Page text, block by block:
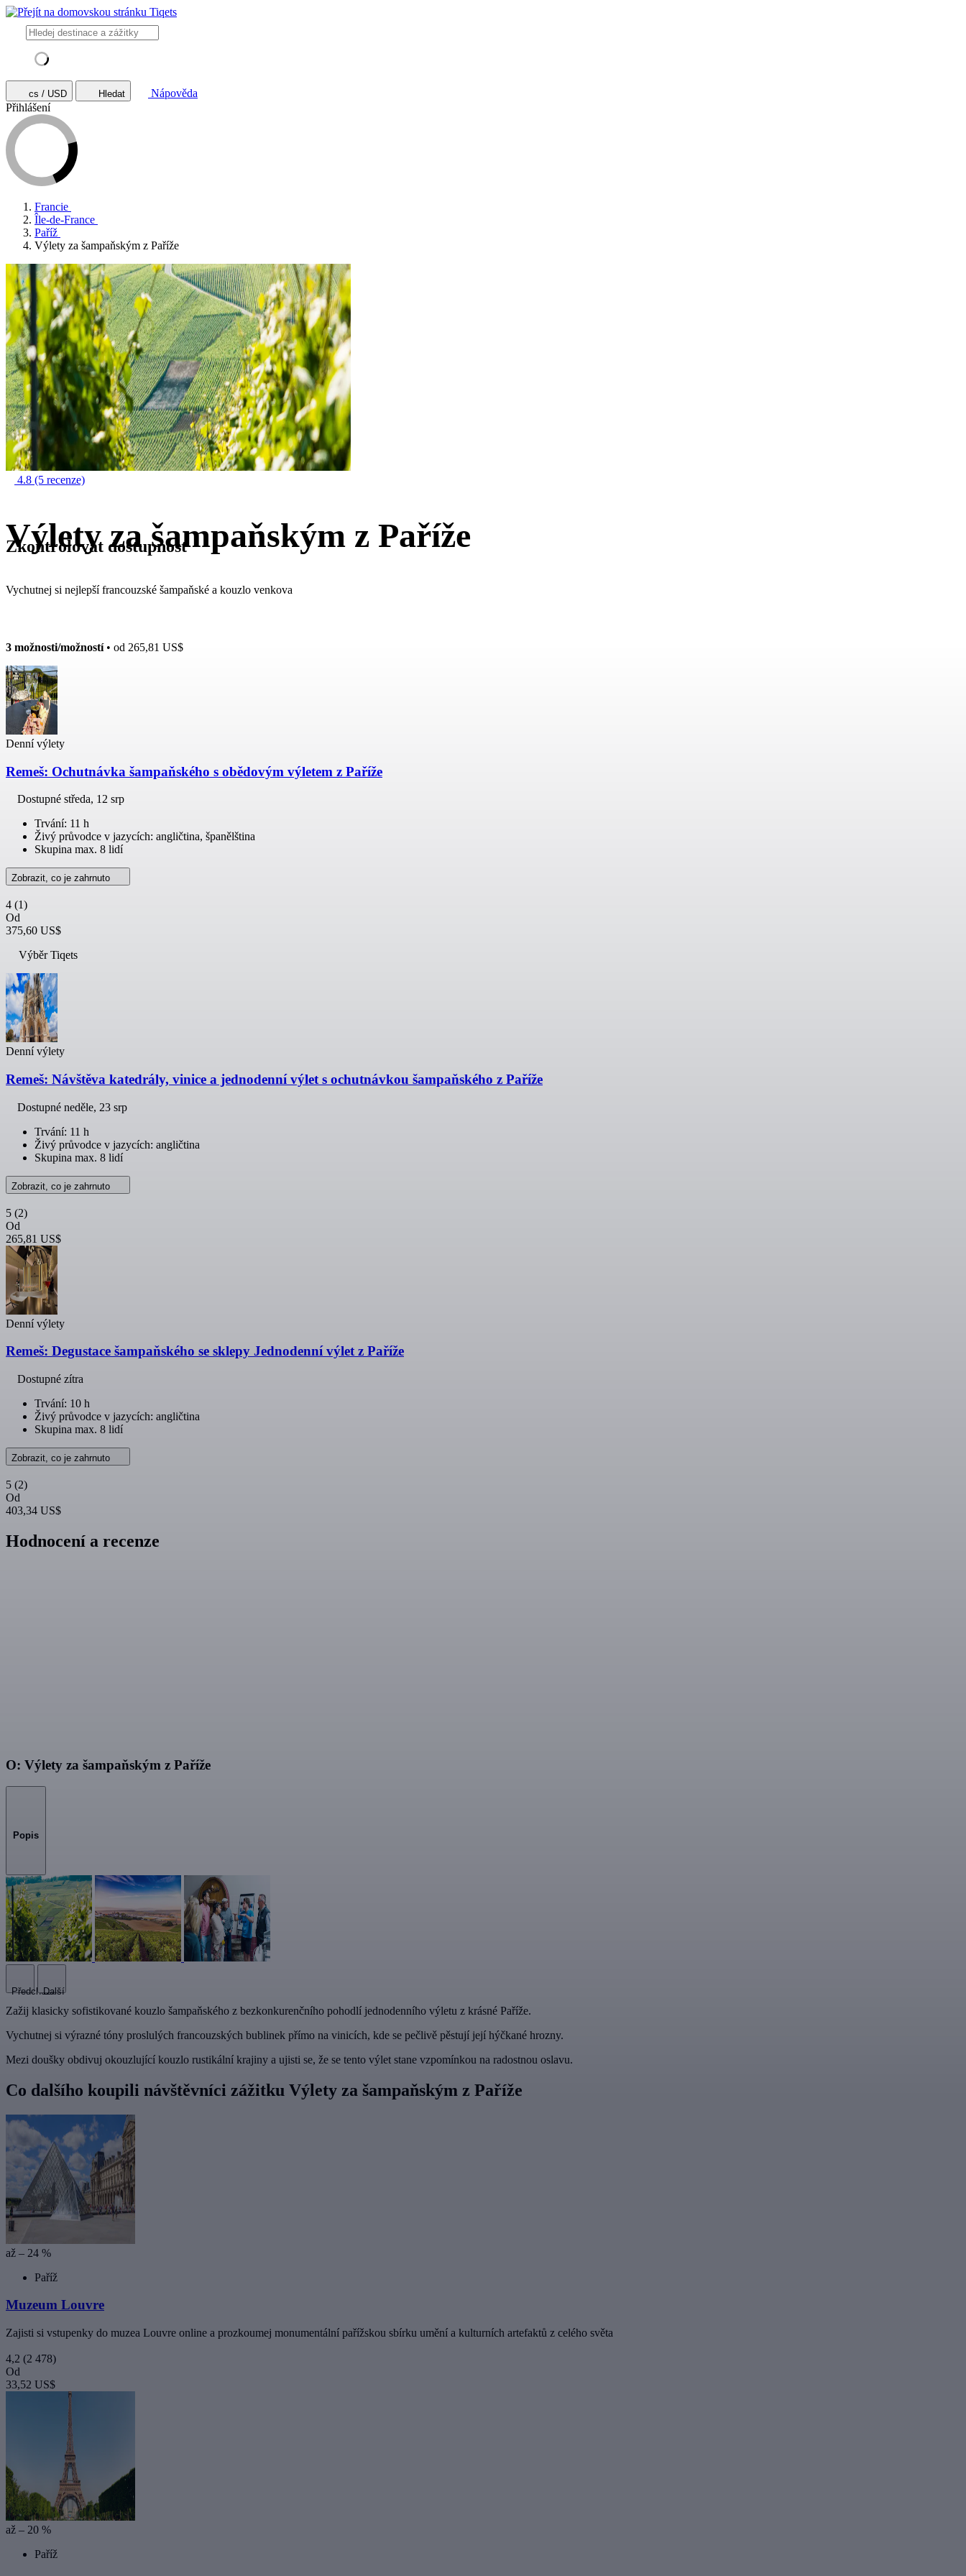
cs / USD Hledat
Nápověda
Přihlášení
Francie
Île-de-France
Paříž
Výlety za šampaňským z Paříže
4.8 (5 recenze)
Výlety za šampaňským z Paříže
Vychutnej si nejlepší francouzské šampaňské a kouzlo venkova
Zkontrolovat dostupnost
3 možnosti/možností• od 265,81 US$
Denní výlety
Remeš: Ochutnávka šampaňského s obědovým výletem z Paříže
Dostupné středa, 12 srp
Trvání: 11 h
Živý průvodce v jazycích: angličtina, španělština
Skupina max. 8 lidí
Zobrazit, co je zahrnuto
4 (1)
Od
375,60 US$
Výběr Tiqets
Denní výlety
Remeš: Návštěva katedrály, vinice a jednodenní výlet s ochutnávkou šampaňského z Paříže
Dostupné neděle, 23 srp
Trvání: 11 h
Živý průvodce v jazycích: angličtina
Skupina max. 8 lidí
Zobrazit, co je zahrnuto
5 (2)
Od
265,81 US$
Denní výlety
Remeš: Degustace šampaňského se sklepy Jednodenní výlet z Paříže
Dostupné zítra
Trvání: 10 h
Živý průvodce v jazycích: angličtina
Skupina max. 8 lidí
Zobrazit, co je zahrnuto
5 (2)
Od
403,34 US$
Hodnocení a recenze
O: Výlety za šampaňským z Paříže
Popis
PředchozíDalší
Zažij klasicky sofistikované kouzlo šampaňského z bezkonkurenčního pohodlí jednodenního výletu z krásné Paříže.
Vychutnej si výrazné tóny proslulých francouzských bublinek přímo na vinicích, kde se pečlivě pěstují její hýčkané hrozny.
Mezi doušky obdivuj okouzlující kouzlo rustikální krajiny a ujisti se, že se tento výlet stane vzpomínkou na radostnou oslavu.
Co dalšího koupili návštěvníci zážitku Výlety za šampaňským z Paříže
až – 24 %
Paříž
Muzeum Louvre
Zajisti si vstupenky do muzea Louvre online a prozkoumej monumentální pařížskou sbírku umění a kulturních artefaktů z celého světa
4,2 (2 478)
Od
33,52 US$
až – 20 %
Paříž